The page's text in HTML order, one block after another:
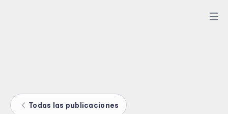
Todas las publicaciones